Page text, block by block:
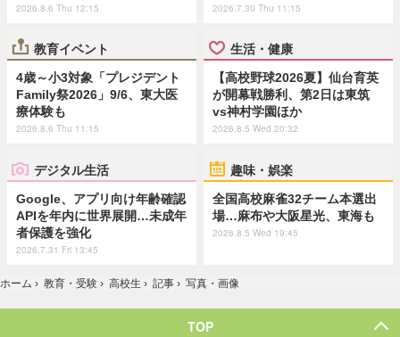
2026.8.6 Thu 12:15 2026.7.30 Thu 11:15
教育イベント
4歳～小3対象「プレジデント
Family祭2026」9/6、東大医
療体験も
2026.8.6 Thu 11:15
生活・健康
【高校野球2026夏】仙台育英
が開幕戦勝利、第2日は東筑
vs神村学園ほか
2026.8.5 Wed 20:32
デジタル生活
Google、アプリ向け年齢確認
APIを年内に世界展開…未成年
者保護を強化
2026.7.31 Fri 13:45
趣味・娯楽
全国高校麻雀32チーム本選出
場…麻布や大阪星光、東海も
2026.8.5 Wed 19:45
ホーム › 教育・受験 › 高校生 › 記事 › 写真・画像
TOP